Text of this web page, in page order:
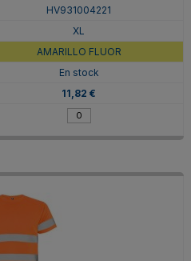
HV931004221
XL
AMARILLO FLUOR
En stock
11,82 €